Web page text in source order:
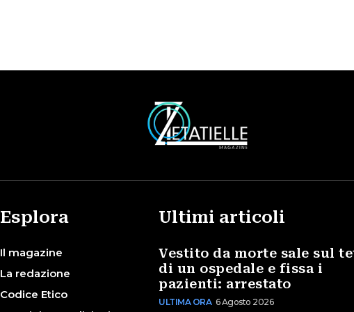
Esplora
Il magazine
La redazione
Codice Etico
Ultimi articoli
Vestito da morte sale sul
di un ospedale e fissa i
pazienti: arrestato
ULTIMA ORA 6 Agosto 2026